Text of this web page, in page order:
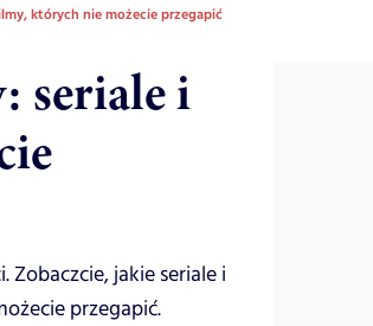
których nie możecie przegapić
seriale i
jakie seriale i
przegapić.